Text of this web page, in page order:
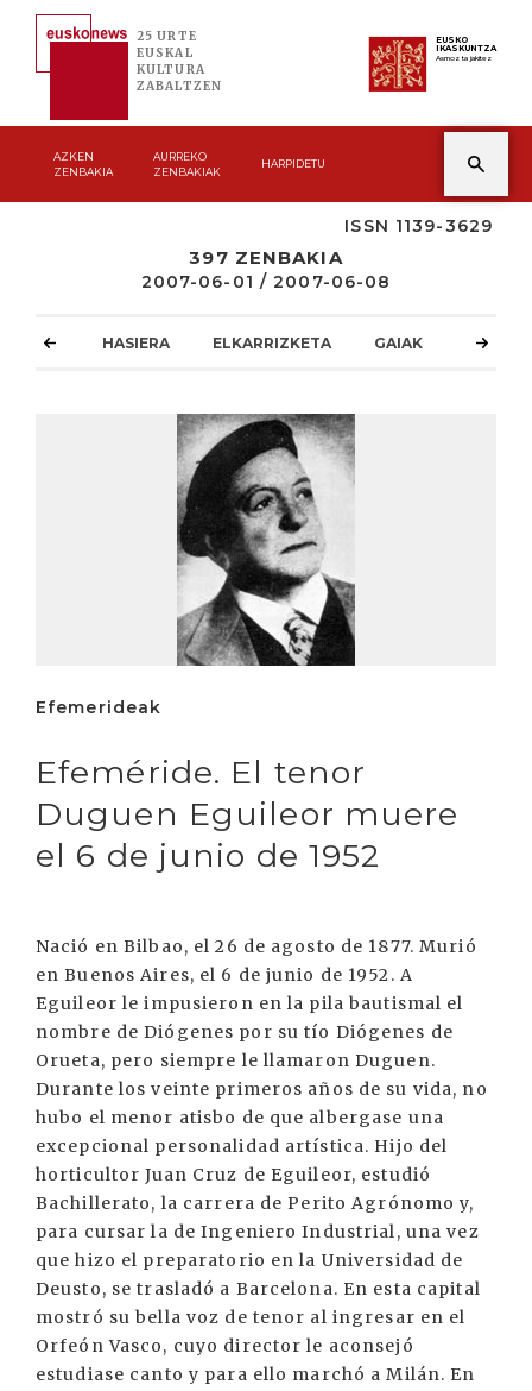
25 URTE
EUSKAL
KULTURA
ZABALTZEN
EUSKO
IKASKUNTZA
Asmoz ta jakitez
AZKEN
ZENBAKIA
AURREKO
ZENBAKIAK
HARPIDETU
ISSN 1139-3629
397 ZENBAKIA
2007-06-01 / 2007-06-08
HASIERA ELKARRIZKETA GAIAK
Efemerideak
Efeméride. El tenor
Duguen Eguileor muere
el 6 de junio de 1952
Nació en Bilbao, el 26 de agosto de 1877. Murió
en Buenos Aires, el 6 de junio de 1952. A
Eguileor le impusieron en la pila bautismal el
nombre de Diógenes por su tío Diógenes de
Orueta, pero siempre le llamaron Duguen.
Durante los veinte primeros años de su vida, no
hubo el menor atisbo de que albergase una
excepcional personalidad artística. Hijo del
horticultor Juan Cruz de Eguileor, estudió
Bachillerato, la carrera de Perito Agrónomo y,
para cursar la de Ingeniero Industrial, una vez
que hizo el preparatorio en la Universidad de
Deusto, se trasladó a Barcelona. En esta capital
mostró su bella voz de tenor al ingresar en el
Orfeón Vasco, cuyo director le aconsejó
estudiase canto y para ello marchó a Milán. En